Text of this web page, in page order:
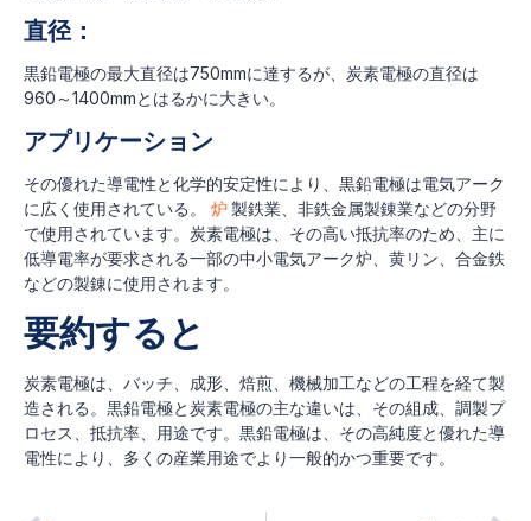
直径：
黒鉛電極の最大直径は750mmに達するが、炭素電極の直径は
960～1400mmとはるかに大きい。
アプリケーション
その優れた導電性と化学的安定性により、黒鉛電極は電気アーク
に広く使用されている。 炉 製鉄業、非鉄金属製錬業などの分野
で使用されています。炭素電極は、その高い抵抗率のため、主に
低導電率が要求される一部の中小電気アーク炉、黄リン、合金鉄
などの製錬に使用されます。
要約すると
炭素電極は、バッチ、成形、焙煎、機械加工などの工程を経て製
造される。黒鉛電極と炭素電極の主な違いは、その組成、調製プ
ロセス、抵抗率、用途です。黒鉛電極は、その高純度と優れた導
電性により、多くの産業用途でより一般的かつ重要です。